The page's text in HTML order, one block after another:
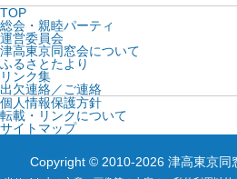
TOP
総会・親睦パーティ
運営委員会
津高東京同窓会について
ふるさとたより
リンク集
出欠連絡／ご連絡
個人情報保護方針
転載・リンクについて
サイトマップ
Copyright © 2010-2026 津高東京同